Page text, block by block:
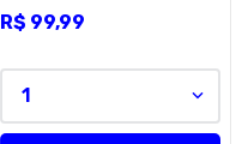
R$ 99,99
1